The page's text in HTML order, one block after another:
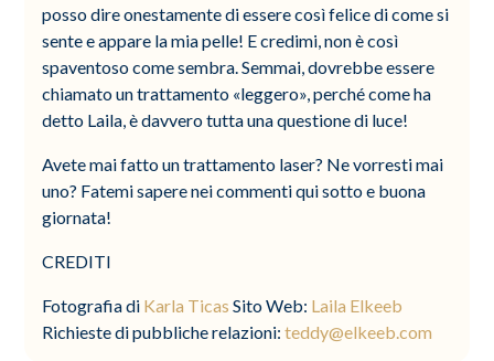
posso dire onestamente di essere così felice di come si
sente e appare la mia pelle! E credimi, non è così
spaventoso come sembra. Semmai, dovrebbe essere
chiamato un trattamento «leggero», perché come ha
detto Laila, è davvero tutta una questione di luce!
Avete mai fatto un trattamento laser? Ne vorresti mai
uno? Fatemi sapere nei commenti qui sotto e buona
giornata!
CREDITI
Fotografia di Karla TicasSito Web: Laila Elkeeb
Richieste di pubbliche relazioni:teddy@elkeeb.com